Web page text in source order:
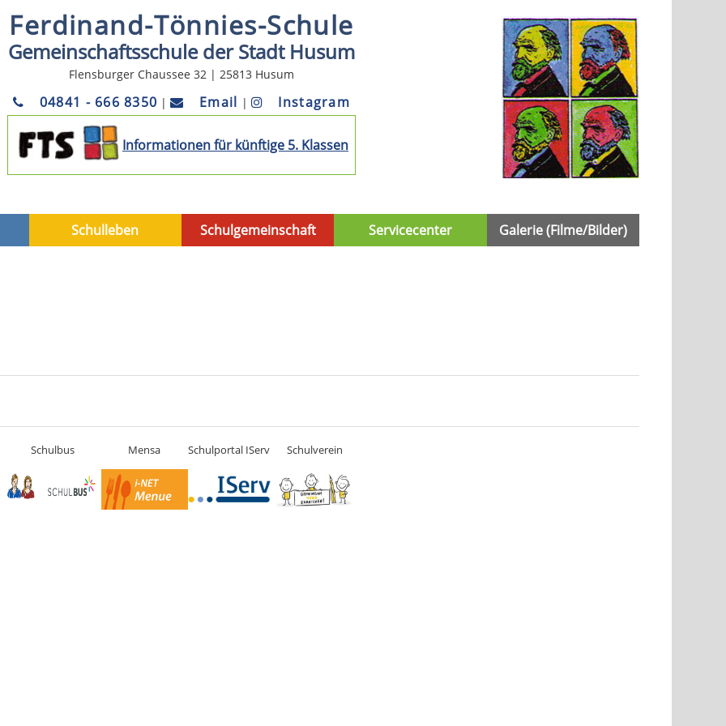
Ferdinand-Tönnies-Schule
Gemeinschaftsschule der Stadt Husum
Flensburger Chaussee 32 | 25813 Husum
04841 - 666 8350 | Email | Instagram
Informationen für künftige 5. Klassen
Schulleben Schulgemeinschaft Servicecenter Galerie (Filme/Bilder)
Schulbus Mensa Schulportal IServ Schulverein